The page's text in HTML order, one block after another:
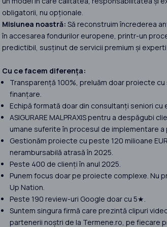
obligatorii, nu opționale.
Misiunea noastră: Să reconstruim încrederea
în accesarea fondurilor europene, printr-un
predictibil, susținut de servicii premium și
Cu ce facem diferența:
Transparență 100%, preluăm doar proiecte cu
finanțare.
Echipă formată doar din consultanți seniori cu
ASIGURARE MALPRAXIS pentru a despăgubi
umane suferite în procesul de implementare a
Gestionăm proiecte cu peste 120 milioane
nerambursabilă atrasă în 2025.
Peste 400 de clienți în anul 2025.
Punem focus doar pe proiecte complexe. Nu
Up Nation.
Peste 190 review-uri Google doar cu 5★.
Suntem singura firmă care prezintă clipuri
partenerii noștri de la Termene.ro, pe fiecare